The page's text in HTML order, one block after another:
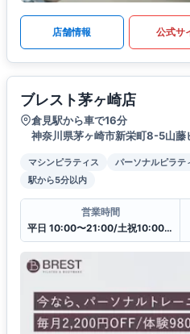
店舗情報 公式サ
ブレスト茅ヶ崎店
倉見駅から車で16分
神奈川県茅ヶ崎市新栄町8-5山藤
マシンピラティス パーソナルピラテ
駅から5分以内
営業時間
平日 10:00〜21:00/土祝10:00〜19:30